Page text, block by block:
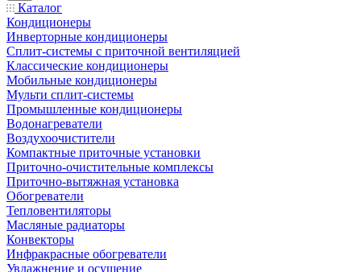
Каталог
Кондиционеры
Инверторные кондиционеры
Сплит-системы с приточной вентиляцией
Классические кондиционеры
Мобильные кондиционеры
Мульти сплит-системы
Промышленные кондиционеры
Водонагреватели
Воздухоочистители
Компактные приточные установки
Приточно-очистительные комплексы
Приточно-вытяжная установка
Обогреватели
Тепловентиляторы
Масляные радиаторы
Конвекторы
Инфракрасные обогреватели
Увлажнение и осушение